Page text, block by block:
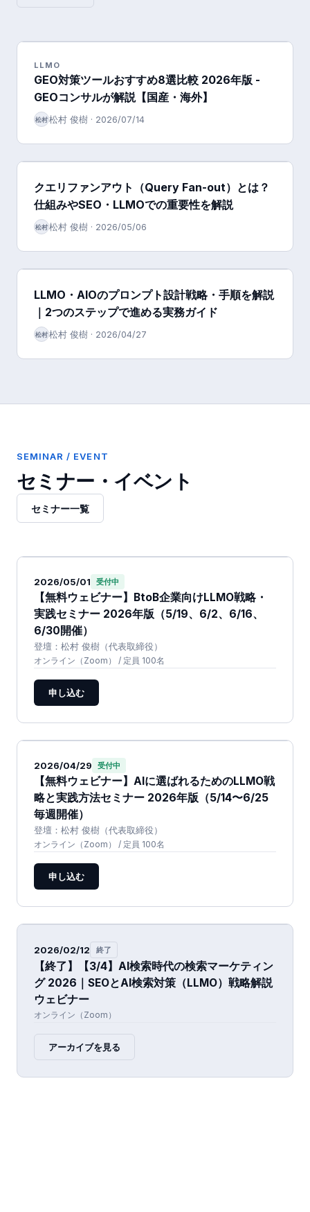
LLMO
GEO対策ツールおすすめ8選比較 2026年版 -
GEOコンサルが解説【国産・海外】
松村松村 俊樹 · 2026/07/14
クエリファンアウト（Query Fan-out）とは？
仕組みやSEO・LLMOでの重要性を解説
松村松村 俊樹 · 2026/05/06
LLMO・AIOのプロンプト設計戦略・手順を解説
｜2つのステップで進める実務ガイド
松村松村 俊樹 · 2026/04/27
SEMINAR / EVENT
セミナー・イベント
セミナー一覧
2026/05/01 受付中
【無料ウェビナー】BtoB企業向けLLMO戦略・
実践セミナー 2026年版（5/19、6/2、6/16、
6/30開催）
登壇： 松村 俊樹 （代表取締役）
オンライン（Zoom）
/ 定員 100名
申し込む
2026/04/29 受付中
【無料ウェビナー】AIに選ばれるためのLLMO戦
略と実践方法セミナー 2026年版（5/14〜6/25
毎週開催）
登壇： 松村 俊樹 （代表取締役）
オンライン（Zoom）
/ 定員 100名
申し込む
2026/02/12 終了
【終了】【3/4】AI検索時代の検索マーケティン
グ 2026｜SEOとAI検索対策（LLMO）戦略解説
ウェビナー
オンライン（Zoom）
アーカイブを見る